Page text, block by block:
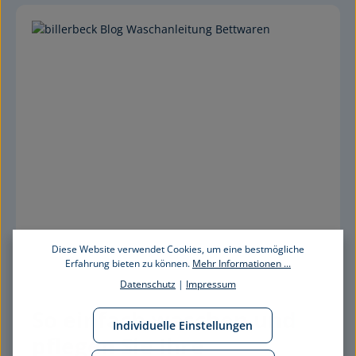
So einfach waschen und
pflegen Sie Ihre
Diese Website verwendet Cookies, um eine bestmögliche
Erfahrung bieten zu können. Mehr Informationen ...
Datenschutz | Impressum
Individuelle Einstellungen